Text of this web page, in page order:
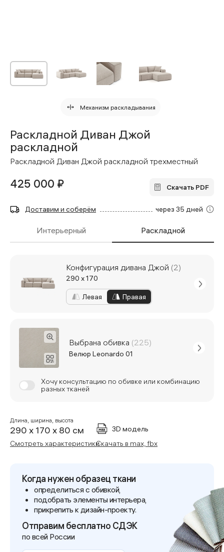
Механизм раскладывания
Интерьерный Раскладной
Конфигурация дивана Джой (2)
290 x 170
Левая Правая
Выбрана обивка (225)
Велюр Leonardo 01
Хочу консультацию по обивке или комбинацию
разных тканей
Раскладной Диван Джой
раскладной
Раскладной Диван Джой раскладной трехместный
425 000 ₽ Скачать PDF
Доставим и соберём через 35 дней
Длина, ширина, высота
290 x 170 x 80 см
Смотреть характеристики
3D модель
Скачать в max, fbx
Когда нужен образец ткани
определиться с обивкой,
подобрать элементы интерьера,
прикрепить к дизайн-проекту.
Отправим бесплатно СДЭК
по всей России